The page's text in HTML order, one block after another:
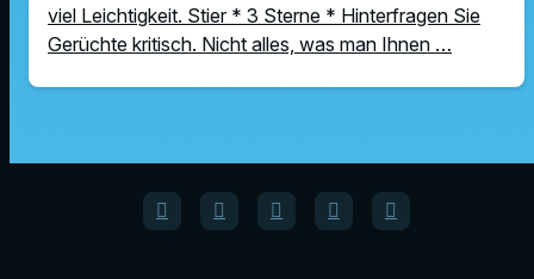
viel Leichtigkeit. Stier * 3 Sterne * Hinterfragen Sie
Gerüchte kritisch. Nicht alles, was man Ihnen …